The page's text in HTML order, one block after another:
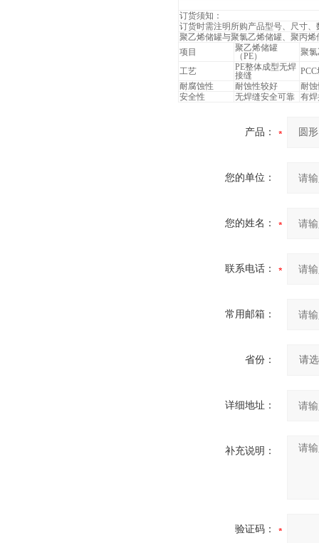
订货须知：
订货时需注明所购产品型号、尺寸、
聚乙烯储罐与聚氯乙烯储罐、聚丙
项目
聚乙烯储罐
（PE）
聚
工艺
PE整体成型无焊
接缝
耐腐蚀性
耐蚀性较好
耐
安全性
无焊缝安全可靠 有
产品：
您的单位：
您的姓名：
联系电话：
常用邮箱：
省份：
详细地址：
补充说明：
验证码：